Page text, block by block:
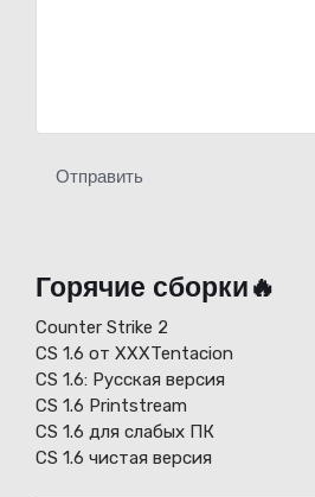
Отправить
Горячие сборки🔥
Counter Strike 2
CS 1.6 от XXXTentacion
СS 1.6: Русская версия
CS 1.6 Printstream
CS 1.6 для слабых ПК
CS 1.6 чистая версия